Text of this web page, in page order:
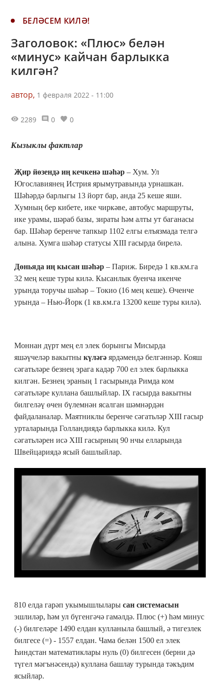
БЕЛӘСЕМ КИЛӘ!
Заголовок: «Плюс» белән
«минус» кайчан барлыкка
килгән?
автор, 1 февраля 2022 - 11:00
2289 0 0
Кызыклы фактлар
Җир йөзендә иң кечкенә шәһәр – Хум. Ул
Югославиянең Истрия ярымутравында урнашкан.
Шәһәрдә барлыгы 13 йорт бар, анда 25 кеше яши.
Хумның бер кибете, ике чиркәве, автобус маршруты,
ике урамы, шәраб базы, зираты һәм алты ут баганасы
бар. Шәһәр беренче тапкыр 1102 елгы елъязмада телгә
алына. Хумга шәһәр статусы XIII гасырда бирелә.
Дөньяда иң кысан шәһәр – Париж. Биредә 1 кв.км.га
32 мең кеше туры килә. Кысанлык буенча икенче
урында торучы шәһәр – Токио (16 мең кеше). Өченче
урында – Нью-Йорк (1 кв.км.га 13200 кеше туры килә).
Моннан дүрт мең ел элек борынгы Мисырда
яшәүчеләр вакытны күләгә ярдәмендә белгәннәр. Кояш
сәгатьләре безнең эрага кадәр 700 ел элек барлыкка
килгән. Безнең эраның 1 гасырында Римда ком
сәгатьләре куллана башлыйлар. IX гасырда вакытны
билгеләү өчен бүлемнән ясалган шәмнәрдән
файдаланалар. Маятниклы беренче сәгатьләр XIII гасыр
урталарында Голландиядә барлыкка килә. Кул
сәгатьләрен исә XIII гасырның 90 нчы елларында
Швейцариядә ясый башлыйлар.
810 елда гарәп укымышлылары сан системасын
эшлиләр, һәм ул бүгенгәчә гамәлдә. Плюс (+) һәм минус
(-) билгеләре 1490 елдан кулланыла башлый, ә тигезлек
билгесе (=) - 1557 елдан. Чама белән 1500 ел элек
Һиндстан математиклары нуль (0) билгесен (берни дә
түгел мәгънәсендә) куллана башлау турында тәкъдим
ясыйлар.